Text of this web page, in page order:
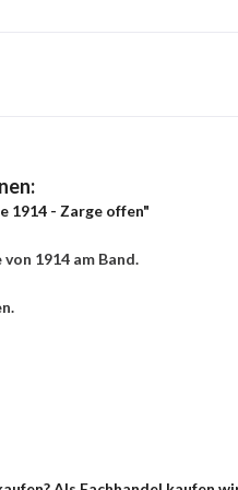
1914 - Zarge offen"
1914 am Band.